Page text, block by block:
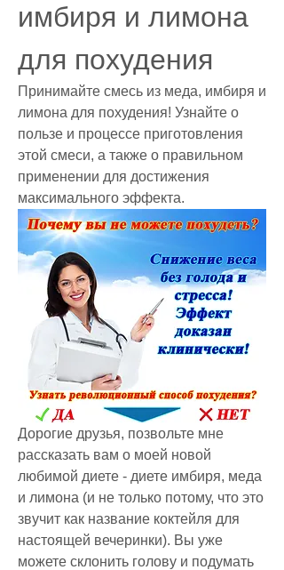
имбиря и лимона
для похудения
Принимайте смесь из меда, имбиря и
лимона для похудения! Узнайте о
пользе и процессе приготовления
этой смеси, а также о правильном
применении для достижения
максимального эффекта.
Дорогие друзья, позвольте мне
рассказать вам о моей новой
любимой диете - диете имбиря, меда
и лимона (и не только потому, что это
звучит как название коктейля для
настоящей вечеринки). Вы уже
можете склонить голову и подумать